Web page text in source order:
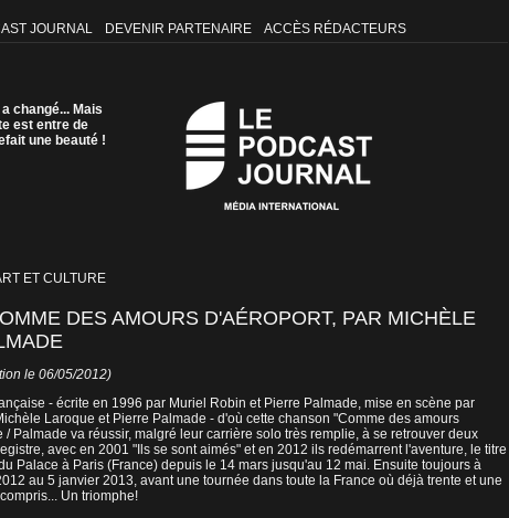
JOURNAL DEVENIR PARTENAIRE ACCÈS RÉDACTEURS
changé... Mais
est entre de
une beauté !
ET CULTURE
DES AMOURS D'AÉROPORT, PAR MICHÈLE
le 06/05/2012)
- écrite en 1996 par Muriel Robin et Pierre Palmade, mise en scène par
Laroque et Pierre Palmade - d'où cette chanson "Comme des amours
Palmade va réussir, malgré leur carrière solo très remplie, à se retrouver deux
avec en 2001 "Ils se sont aimés" et en 2012 ils redémarrent l'aventure, le titre
Palace à Paris (France) depuis le 14 mars jusqu'au 12 mai. Ensuite toujours à
au 5 janvier 2013, avant une tournée dans toute la France où déjà trente et une
Un triomphe!